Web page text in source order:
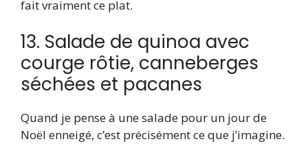
fait vraiment ce plat.
13. Salade de quinoa avec
courge rôtie, canneberges
séchées et pacanes
Quand je pense à une salade pour un jour de
Noël enneigé, c’est précisément ce que j’imagine.